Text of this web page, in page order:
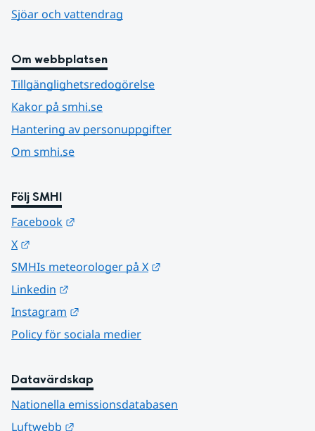
Sjöar och vattendrag
Om webbplatsen
Tillgänglighetsredogörelse
Kakor på smhi.se
Hantering av personuppgifter
Om smhi.se
Följ SMHI
Facebook
X
SMHIs meteorologer på X
Linkedin
Instagram
Policy för sociala medier
Datavärdskap
Nationella emissionsdatabasen
Luftwebb